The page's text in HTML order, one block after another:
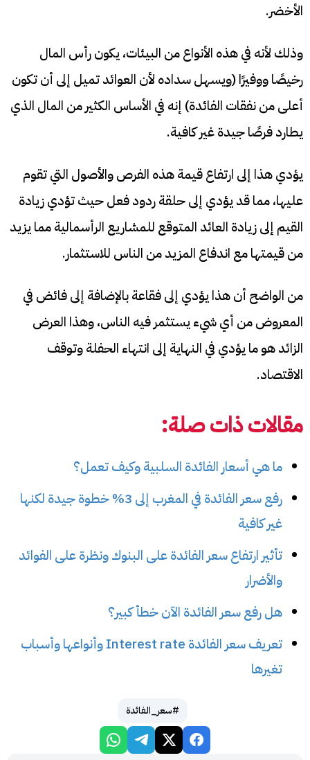
الأخضر.
وذلك لأنه في هذه الأنواع من البيئات، يكون رأس المال
رخيصًا ووفيرًا (ويسهل سداده لأن العوائد تميل إلى أن تكون
أعلى من نفقات الفائدة) إنه في الأساس الكثير من المال الذي
يطارد فرصًا جيدة غير كافية.
يؤدي هذا إلى ارتفاع قيمة هذه الفرص والأصول التي تقوم
عليها، مما قد يؤدي إلى حلقة ردود فعل حيث تؤدي زيادة
القيم إلى زيادة العائد المتوقع للمشاريع الرأسمالية مما يزيد
من قيمتها مع اندفاع المزيد من الناس للاستثمار.
من الواضح أن هذا يؤدي إلى فقاعة بالإضافة إلى فائض في
المعروض من أي شيء يستثمر فيه الناس، وهذا العرض
الزائد هو ما يؤدي في النهاية إلى انتهاء الحفلة وتوقف
الاقتصاد.
مقالات ذات صلة:
ما هي أسعار الفائدة السلبية وكيف تعمل؟
رفع سعر الفائدة في المغرب إلى 3% خطوة جيدة لكنها
غير كافية
تأثير ارتفاع سعر الفائدة على البنوك ونظرة على الفوائد
والأضرار
هل رفع سعر الفائدة الآن خطأ كبير؟
تعريف سعر الفائدة Interest rate وأنواعها وأسباب
تغيرها
#سعر_الفائدة